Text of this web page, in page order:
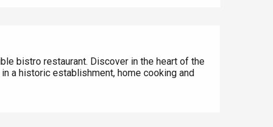
bistro restaurant. Discover in the heart of the
a historic establishment, home cooking and